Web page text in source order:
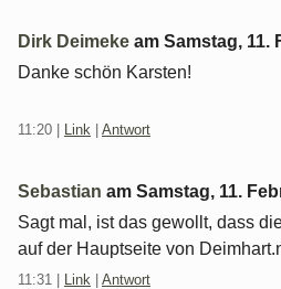
Dirk Deimeke am Samstag, 11.
Danke schön Karsten!
11:20 Link Antwort
Sebastian am Samstag, 11.
Sagt mal, ist das gewollt, dass
auf der Hauptseite von
11:31 Link Antwort